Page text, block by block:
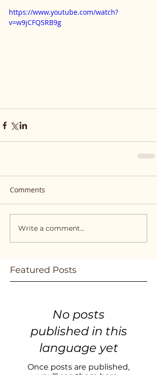
https://www.youtube.com/watch?
v=w9jCFQSRB9g
Comments
Write a comment...
Featured Posts
No posts
published in this
language yet
Once posts are published,